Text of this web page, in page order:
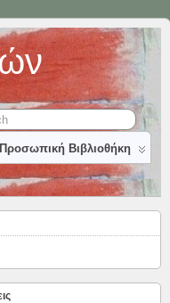
Προσωπική Βιβλιοθήκη